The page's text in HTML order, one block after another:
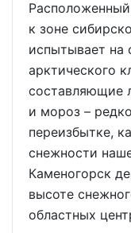
к зоне
испытывает на
арктического
составляющие
и мороз –
переизбытке,
снежности
Каменогорск
высоте
областных